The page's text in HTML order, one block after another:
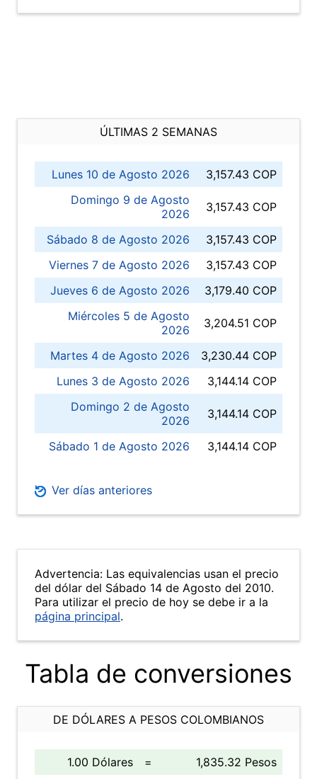
ÚLTIMAS 2 SEMANAS
Lunes 10 de Agosto 2026
3,157.43 COP
Domingo 9 de Agosto
2026
3,157.43 COP
Sábado 8 de Agosto 2026
3,157.43 COP
Viernes 7 de Agosto 2026
3,157.43 COP
Jueves 6 de Agosto 2026
3,179.40 COP
Miércoles 5 de Agosto
2026
3,204.51 COP
Martes 4 de Agosto 2026
3,230.44 COP
Lunes 3 de Agosto 2026
3,144.14 COP
Domingo 2 de Agosto
2026
3,144.14 COP
Sábado 1 de Agosto 2026 3,144.14 COP
Ver días anteriores
Advertencia: Las equivalencias usan el precio
del dólar del Sábado 14 de Agosto del 2010.
Para utilizar el precio de hoy se debe ir a la
página principal.
Tabla de conversiones
DE DÓLARES A PESOS COLOMBIANOS
1.00 Dólares =
1,835.32 Pesos